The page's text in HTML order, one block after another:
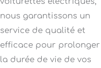
nous garantissons un
service de qualité et
efficace pour prolonger
la durée de vie de vos